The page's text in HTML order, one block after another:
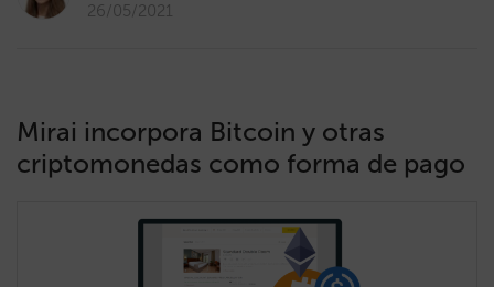
26/05/2021
Mirai incorpora Bitcoin y otras
criptomonedas como forma de pago